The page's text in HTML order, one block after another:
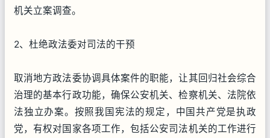
机关立案调查。
2、杜绝政法委对司法的干预
取消地方政法委协调具体案件的职能，让其回归社会综合
治理的基本行政功能，确保公安机关、检察机关、法院依
法独立办案。按照我国宪法的规定，中国共产党是执政
党，有权对国家各项工作，包括公安司法机关的工作进行